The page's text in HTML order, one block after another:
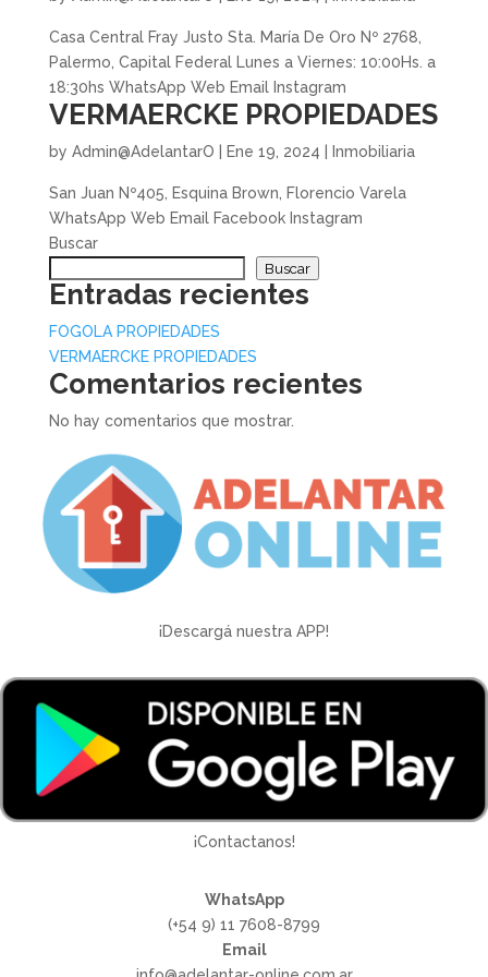
Casa Central Fray Justo Sta. María De Oro Nº 2768,
Palermo, Capital Federal Lunes a Viernes: 10:00Hs. a
18:30hs WhatsApp Web Email Instagram
VERMAERCKE PROPIEDADES
by Admin@AdelantarO Ene 19, 2024 Inmobiliaria
San Juan Nº405, Esquina Brown, Florencio Varela
WhatsApp Web Email Facebook Instagram
Buscar
Buscar
Entradas recientes
FOGOLA PROPIEDADES
VERMAERCKE PROPIEDADES
Comentarios recientes
No hay comentarios que mostrar.
¡Descargá nuestra APP!
¡Contactanos!
WhatsApp
(+54 9) 11 7608-8799
Email